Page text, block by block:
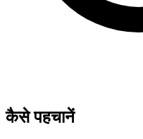
कैसे पहचानें